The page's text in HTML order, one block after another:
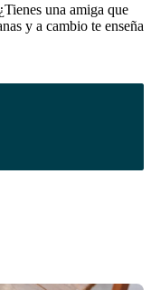
una amiga que
y a cambio te enseña